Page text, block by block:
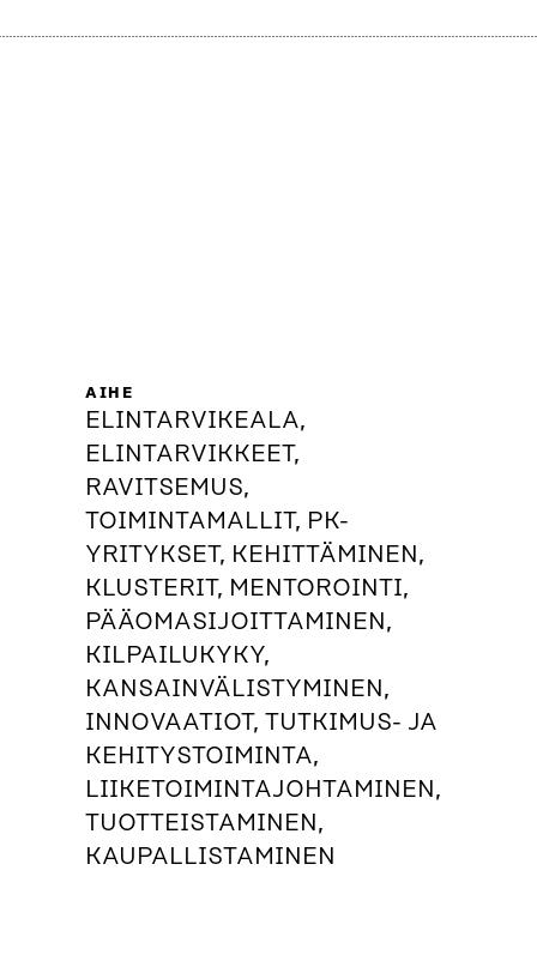
AIHE
ELINTARVIKEALA,
ELINTARVIKKEET,
RAVITSEMUS,
TOIMINTAMALLIT, PK-
YRITYKSET, KEHITTÄMINEN,
KLUSTERIT, MENTOROINTI,
PÄÄOMASIJOITTAMINEN,
KILPAILUKYKY,
KANSAINVÄLISTYMINEN,
INNOVAATIOT, TUTKIMUS- JA
KEHITYSTOIMINTA,
LIIKETOIMINTAJOHTAMINEN,
TUOTTEISTAMINEN,
KAUPALLISTAMINEN